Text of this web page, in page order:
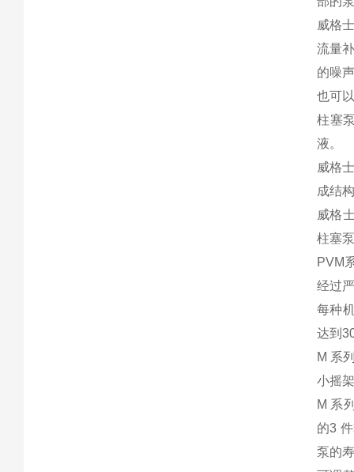
威格
流量
的噪
也可
柱塞
液。
威格
成结
威格
柱塞
PVM
经过
每种
达到
M 系
小摇
M 系
的3
泵的